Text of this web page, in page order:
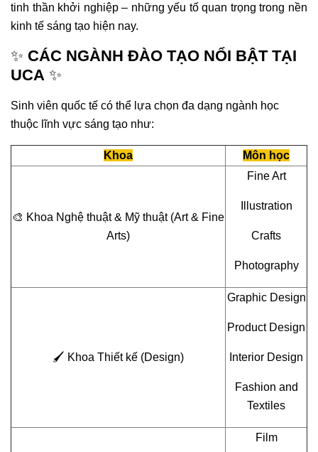
tinh thần khởi nghiệp – những yếu tố quan trọng trong nền
kinh tế sáng tạo hiện nay.
✨ CÁC NGÀNH ĐÀO TẠO NỔI BẬT TẠI
UCA ✨
Sinh viên quốc tế có thể lựa chọn đa dạng ngành học
thuộc lĩnh vực sáng tạo như:
Khoa Môn học
🎨 Khoa Nghệ thuật & Mỹ thuật (Art & Fine
Arts)
Fine Art
Illustration
Crafts
Photography
🖌️ Khoa Thiết kế (Design)
Graphic Design
Product Design
Interior Design
Fashion and
Textiles
Film